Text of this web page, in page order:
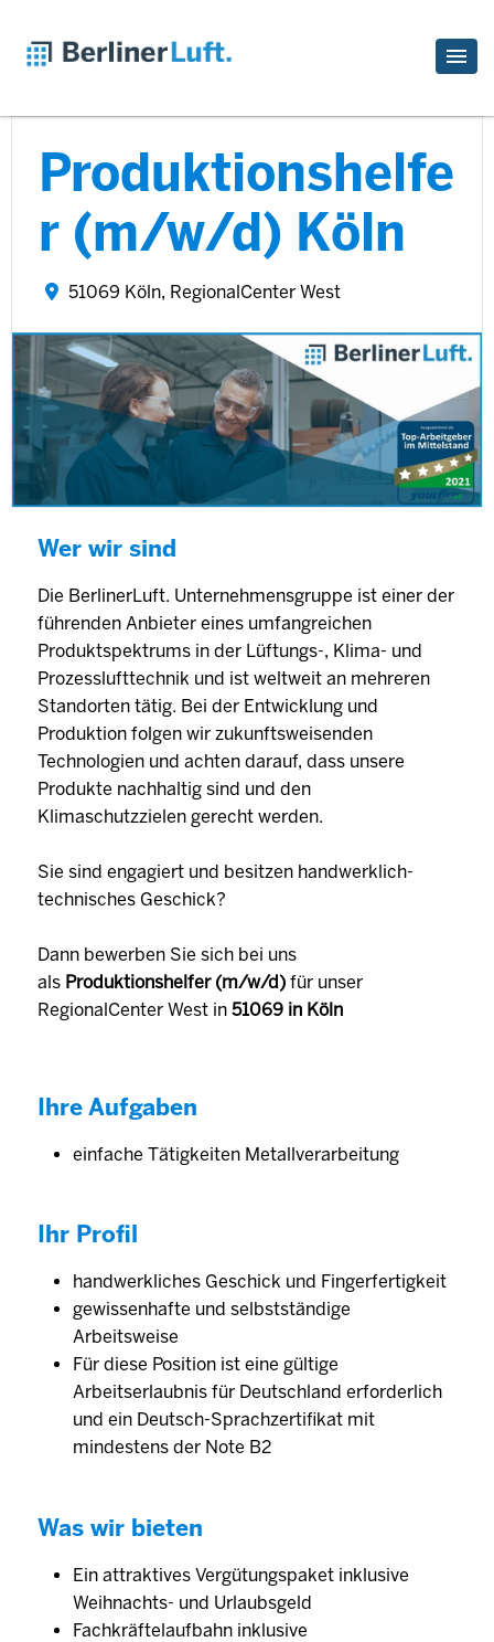
Produktionshelfe
r (m/w/d) Köln
51069 Köln, RegionalCenter West
Wer wir sind
Die BerlinerLuft. Unternehmensgruppe ist einer der
führenden Anbieter eines umfangreichen
Produktspektrums in der Lüftungs-, Klima- und
Prozesslufttechnik und ist weltweit an mehreren
Standorten tätig. Bei der Entwicklung und
Produktion folgen wir zukunftsweisenden
Technologien und achten darauf, dass unsere
Produkte nachhaltig sind und den
Klimaschutzzielen gerecht werden.
Sie sind engagiert und besitzen handwerklich-
technisches Geschick?
Dann bewerben Sie sich bei uns
als Produktionshelfer (m/w/d) für unser
RegionalCenter West in 51069 in Köln
Ihre Aufgaben
einfache Tätigkeiten Metallverarbeitung
Ihr Profil
handwerkliches Geschick und Fingerfertigkeit
gewissenhafte und selbstständige
Arbeitsweise
Für diese Position ist eine gültige
Arbeitserlaubnis für Deutschland erforderlich
und ein Deutsch-Sprachzertifikat mit
mindestens der Note B2
Was wir bieten
Ein attraktives Vergütungspaket inklusive
Weihnachts- und Urlaubsgeld
Fachkräftelaufbahn inklusive